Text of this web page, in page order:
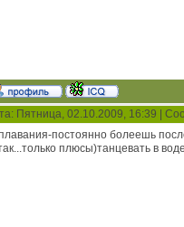
Пятница, 02.10.2009, 16:39 |
постоянно болеешь
плюсы)танцевать в